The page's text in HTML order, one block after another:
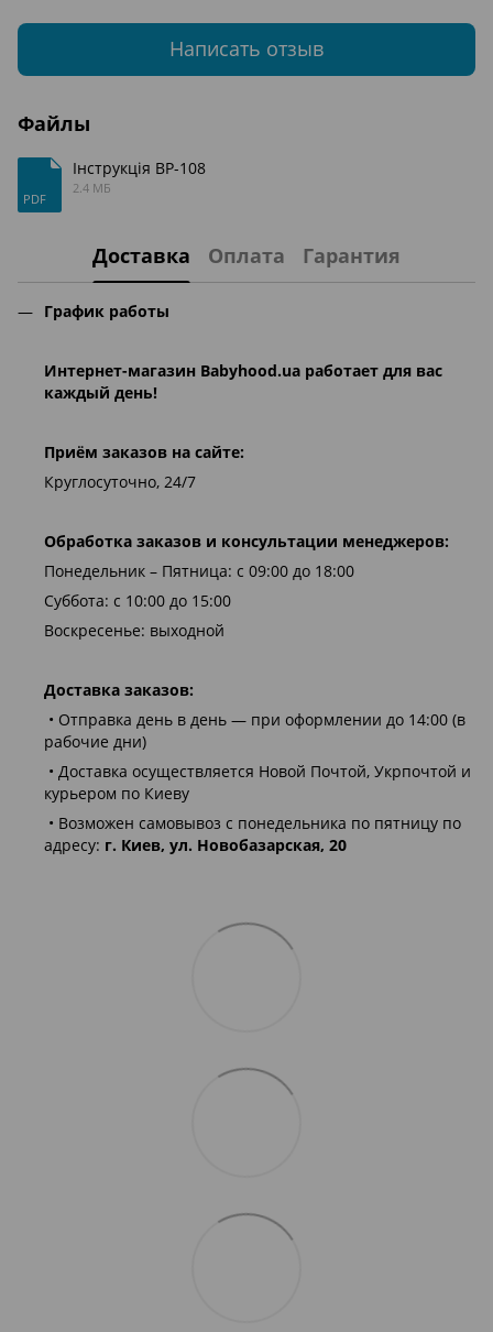
Написать отзыв
Файлы
PDF
Інструкція ВР-108
2.4 МБ
Доставка Оплата Гарантия
График работы
Интернет-магазин Babyhood.ua работает для вас
каждый день!
Приём заказов на сайте:
Круглосуточно, 24/7
Обработка заказов и консультации менеджеров:
Понедельник – Пятница: с 09:00 до 18:00
Суббота: с 10:00 до 15:00
Воскресенье: выходной
Доставка заказов:
• Отправка день в день — при оформлении до 14:00 (в
рабочие дни)
• Доставка осуществляется Новой Почтой, Укрпочтой и
курьером по Киеву
• Возможен самовывоз с понедельника по пятницу по
адресу: г. Киев, ул. Новобазарская, 20